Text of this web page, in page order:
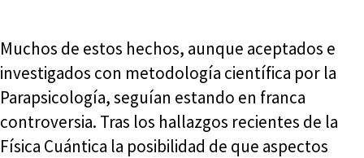
Muchos de estos hechos, aunque aceptados e
investigados con metodología científica por la
Parapsicología, seguían estando en franca
controversia. Tras los hallazgos recientes de la
Física Cuántica la posibilidad de que aspectos